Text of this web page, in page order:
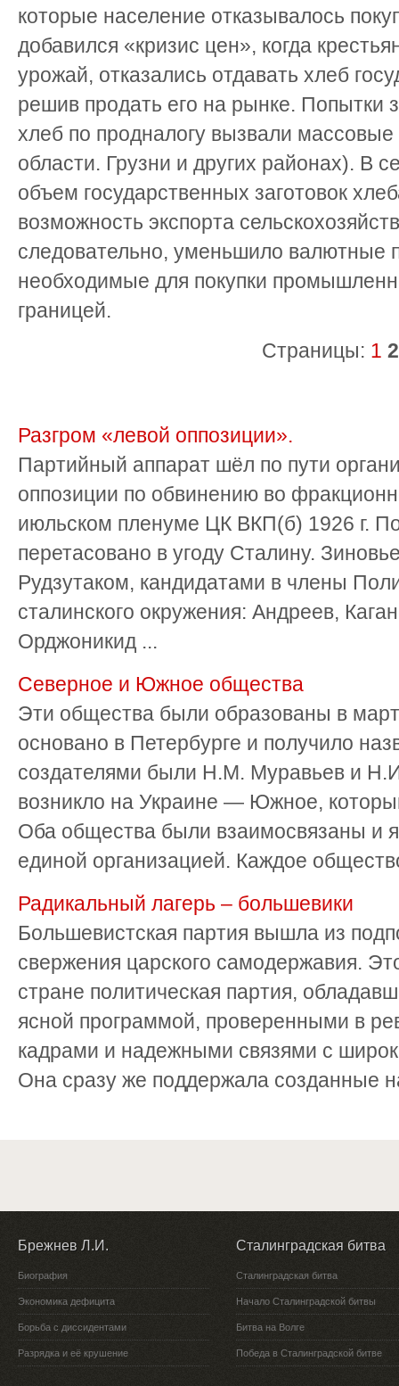
которые население отказывалось
добавился «кризис цен», когда
урожай, отказались отдавать хлеб
решив продать его на рынке. Попытки
хлеб по продналогу вызвали
области. Грузни и других районах). В
объем государственных заготовок
возможность экспорта
следовательно, уменьшило валютные
необходимые для покупки
границей.
Страницы: 1 2
Разгром «левой оппозиции».
Партийный аппарат шёл по пути
оппозиции по обвинению во
июльском пленуме ЦК ВКП(б) 1926 г.
перетасовано в угоду Сталину.
Рудзутаком, кандидатами в члены
сталинского окружения: Андреев,
Орджоникид ...
Северное и Южное общества
Эти общества были образованы в
основано в Петербурге и получило
создателями были Н.М. Муравьев и
возникло на Украине — Южное,
Оба общества были взаимосвязаны и
единой организацией. Каждое
Радикальный лагерь – большевики
Большевистская партия вышла из
свержения царского самодержавия.
стране политическая партия,
ясной программой, проверенными в
кадрами и надежными связями с
Она сразу же поддержала созданные
Брежнев Л.И.
Биография
Экономика дефицита
Борьба с диссидентами
Разрядка и её крушение
Сталинградская битва
Сталинградская битва
Начало Сталинградской битвы
Битва на Волге
Победа в Сталинградской битве